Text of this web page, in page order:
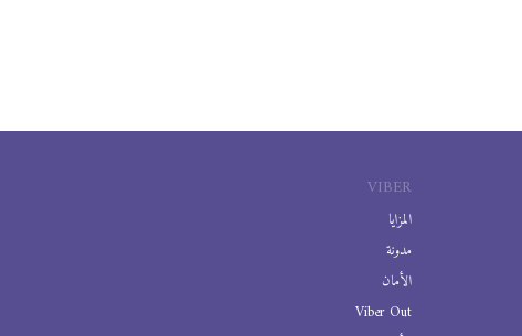
VIBER
المزايا
مدونة
الأمان
Viber Out